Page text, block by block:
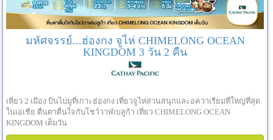
มหัศจรรย์...ฮ่องกง จูไห่ CHIMELONG OCEAN
KINGDOM 3 วัน 2 คืน
เที่ยว 2 เมือง บินไปมูที่เกาะฮ่องกง เที่ยวจูไห่สวนสนุกและอควาเรียมที่ใหญ่ที่สุด
ในเอเชีย ตื่นตาตื่นใจกับโชว์วาฬเบลูก้า เที่ยว CHIMELONG OCEAN
KINGDOM เต็มวัน